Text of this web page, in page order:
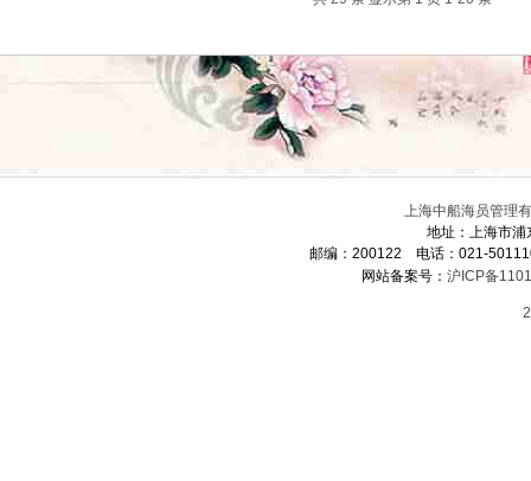
上海中船海员管理
地址：上海市
邮编：200122 电话：021-
网站备案号： 沪ICP备